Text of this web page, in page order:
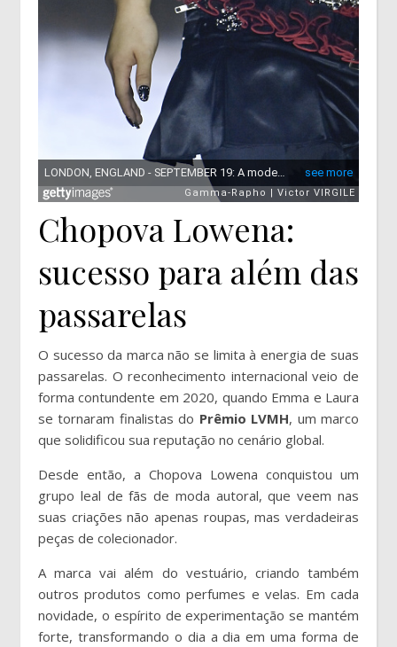
Chopova Lowena:
sucesso para além das
passarelas
O sucesso da marca não se limita à energia de suas
passarelas. O reconhecimento internacional veio de
forma contundente em 2020, quando Emma e Laura
se tornaram finalistas do Prêmio LVMH, um marco
que solidificou sua reputação no cenário global.
Desde então, a Chopova Lowena conquistou um
grupo leal de fãs de moda autoral, que veem nas
suas criações não apenas roupas, mas verdadeiras
peças de colecionador.
A marca vai além do vestuário, criando também
outros produtos como perfumes e velas. Em cada
novidade, o espírito de experimentação se mantém
forte, transformando o dia a dia em uma forma de